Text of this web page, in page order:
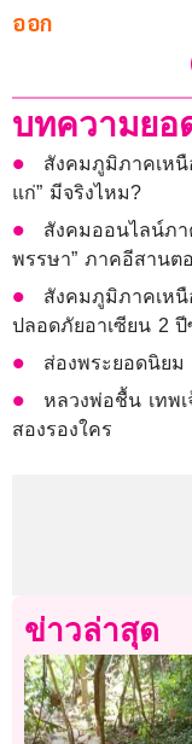
ออก
บทความยอ
สังคมภูมิภาคเห
แก่” มีจริงไหม?
สังคมออนไลน์ภ
พรรษา” ภาคอีสานต
สังคมภูมิภาคเห
ปลอดภัยอาเซียน 2
ส่องพระยอดนิย
หลวงพ่อชื้น เทพ
สองรองใคร
ข่าวล่าสุด